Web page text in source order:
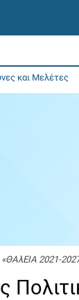
και Μελέτες
2021-